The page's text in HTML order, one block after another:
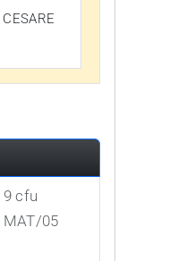
CESARE
9 cfu
MAT/05